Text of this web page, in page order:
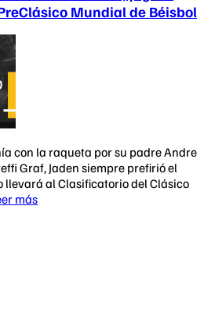
Mundial de Béisbol
con la raqueta por su padre Andre
Graf, Jaden siempre prefirió el
llevará al Clasificatorio del Clásico
más